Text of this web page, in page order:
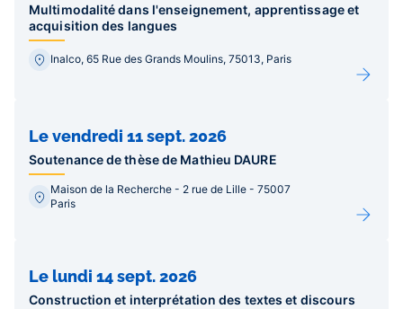
Multimodalité dans l'enseignement, apprentissage et
acquisition des langues
Inalco, 65 Rue des Grands Moulins, 75013, Paris
Le vendredi 11 sept. 2026
Soutenance de thèse de Mathieu DAURE
Maison de la Recherche - 2 rue de Lille - 75007
Paris
Le lundi 14 sept. 2026
Construction et interprétation des textes et discours